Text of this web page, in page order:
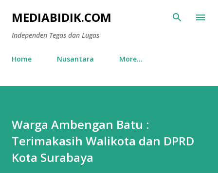
Skip to main content
MEDIABIDIK.COM
Independen Tegas dan Lugas
Home Nusantara More…
Warga Ambengan Batu :
Terimakasih Walikota dan DPRD
Kota Surabaya